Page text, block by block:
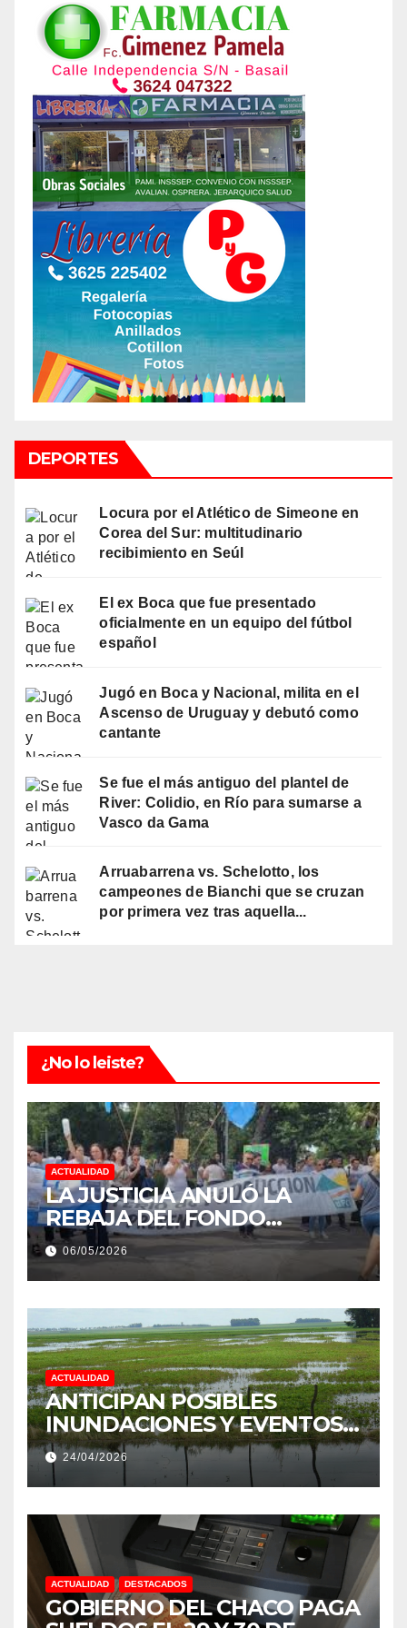
DEPORTES
Locura por el Atlético de Simeone en
Corea del Sur: multitudinario
recibimiento en Seúl
El ex Boca que fue presentado
oficialmente en un equipo del fútbol
español
Jugó en Boca y Nacional, milita en el
Ascenso de Uruguay y debutó como
cantante
Se fue el más antiguo del plantel de
River: Colidio, en Río para sumarse a
Vasco da Gama
Arruabarrena vs. Schelotto, los
campeones de Bianchi que se cruzan
por primera vez tras aquella...
¿No lo leiste?
ACTUALIDAD
LA JUSTICIA ANULÓ LA
REBAJA DEL FONDO
ESTÍMULO A EMPLEADOS DE
PRODUCCIÓN DE LA
PROVINCIA DEL CHACO
06/05/2026
ACTUALIDAD
ANTICIPAN POSIBLES
INUNDACIONES Y EVENTOS
EXTREMOS: “PODRÍA SER UN
NIÑO MUY IMPORTANTE”
24/04/2026
ACTUALIDAD DESTACADOS
GOBIERNO DEL CHACO PAGA